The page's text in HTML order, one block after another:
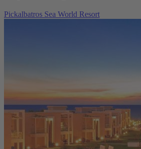
Pickalbatros Sea World Resort